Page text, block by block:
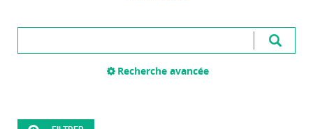
Recherche avancée